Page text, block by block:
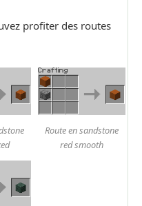
profiter des routes
Route en sandstone
red smooth